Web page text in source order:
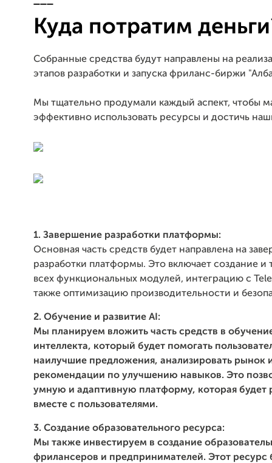
Куда потратим
Собранные средства будут направлены на
этапов разработки и запуска фриланс-биржи
Мы тщательно продумали каждый аспект, чтобы
эффективно использовать ресурсы и достичь
1. Завершение разработки платформы:
Основная часть средств будет направлена на
разработки платформы. Это включает создание и
всех функциональных модулей, интеграцию с
также оптимизацию производительности и
2. Обучение и развитие AI:
Мы планируем вложить часть средств в
интеллекта, который будет помогать
наилучшие предложения, анализировать рынок
рекомендации по улучшению навыков. Это
умную и адаптивную платформу, которая будет
вместе с пользователями.
3. Создание образовательного ресурса:
Мы также инвестируем в создание
фрилансеров и предпринимателей. Этот ресурс